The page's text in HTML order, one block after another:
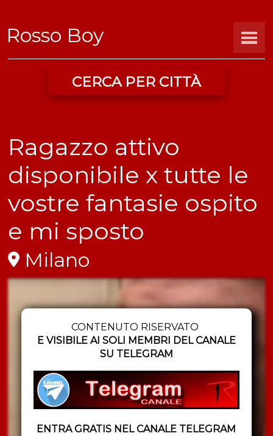
Rosso Boy
CERCA PER CITTÀ
Ragazzo attivo
disponibile x tutte le
vostre fantasie ospito
e mi sposto
Milano
CONTENUTO RISERVATO
E VISIBILE AI SOLI MEMBRI DEL CANALE
SU TELEGRAM
ENTRA GRATIS NEL CANALE TELEGRAM